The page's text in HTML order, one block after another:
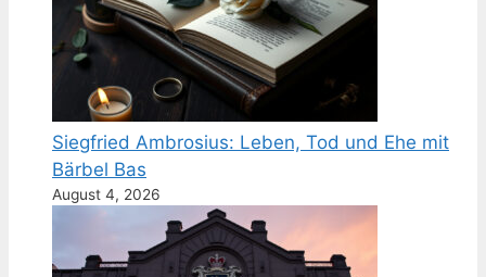
Siegfried Ambrosius: Leben, Tod und Ehe mit
Bärbel Bas
August 4, 2026